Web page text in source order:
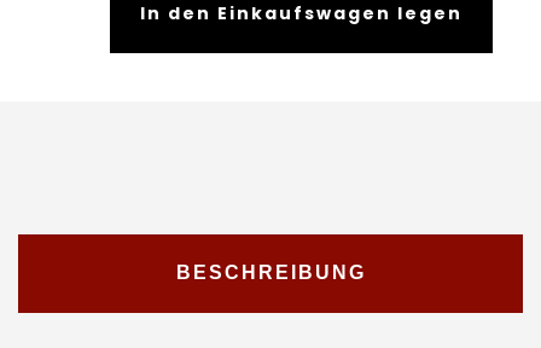
In den Einkaufswagen legen
BESCHREIBUNG